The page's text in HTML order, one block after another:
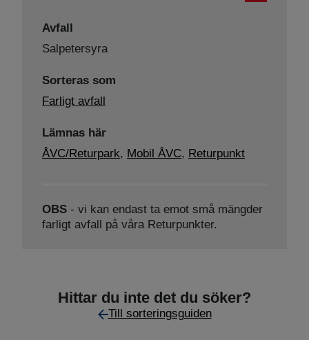
Avfall
Salpetersyra
Sorteras som
Farligt avfall
Lämnas här
ÅVC/Returpark, Mobil ÅVC, Returpunkt
OBS - vi kan endast ta emot små mängder
farligt avfall på våra Returpunkter.
Hittar du inte det du söker?
Till sorteringsguiden